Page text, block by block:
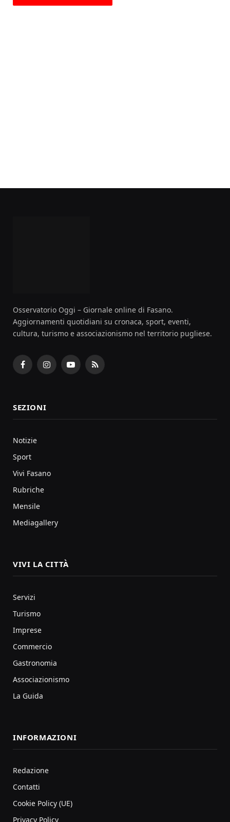
Osservatorio Oggi – Giornale online di Fasano.
Aggiornamenti quotidiani su cronaca, sport, eventi,
cultura, turismo e associazionismo nel territorio pugliese.
FacebookInstagramYouTubeRSS
SEZIONI
Notizie
Sport
Vivi Fasano
Rubriche
Mensile
Mediagallery
VIVI LA CITTÀ
Servizi
Turismo
Imprese
Commercio
Gastronomia
Associazionismo
La Guida
INFORMAZIONI
Redazione
Contatti
Cookie Policy (UE)
Privacy Policy